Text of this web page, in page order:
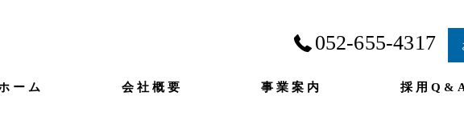
052-655-4317
ーム 会社概要 事業案内 採用